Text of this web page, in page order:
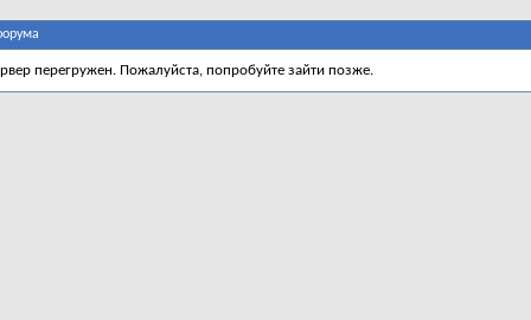
перегружен. Пожалуйста, попробуйте зайти позже.